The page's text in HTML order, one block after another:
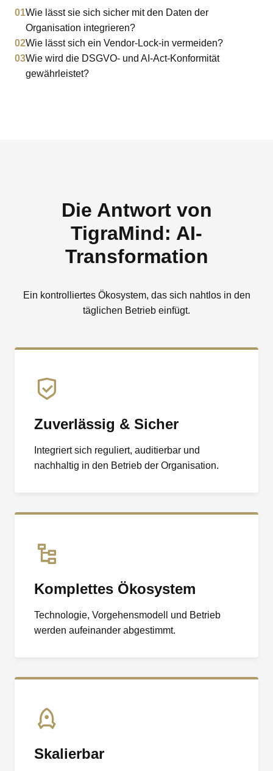
01Wie lässt sie sich sicher mit den Daten der
Organisation integrieren?
02Wie lässt sich ein Vendor-Lock-in vermeiden?
03Wie wird die DSGVO- und AI-Act-Konformität
gewährleistet?
Die Antwort von
TigraMind: AI-
Transformation
Ein kontrolliertes Ökosystem, das sich nahtlos in den
täglichen Betrieb einfügt.
Zuverlässig & Sicher
Integriert sich reguliert, auditierbar und
nachhaltig in den Betrieb der Organisation.
Komplettes Ökosystem
Technologie, Vorgehensmodell und Betrieb
werden aufeinander abgestimmt.
Skalierbar